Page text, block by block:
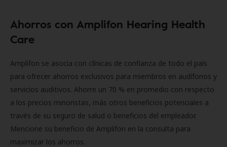
Ahorros con Amplifon Hearing Health
Care
Amplifon se asocia con clínicas de confianza de todo el país
para ofrecer ahorros exclusivos para miembros en audífonos y
servicios auditivos. Ahorre un 70 % en promedio con respecto
a los precios minoristas, más otros beneficios potenciales a
través de su seguro de salud o beneficios del empleador.
Mencione su beneficio de Amplifon en la consulta para
maximizar los ahorros.